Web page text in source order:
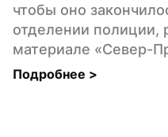
чтобы оно
отделении полиции,
материале «Север-
Подробнее >